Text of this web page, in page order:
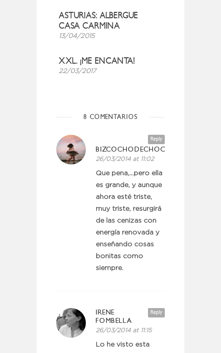
ASTURIAS: ALBERGUE
CASA CARMINA
13/04/2015
XXL. ¡ME ENCANTA!
22/03/2017
8 COMENTARIOS
Reply
BIZCOCHODECHOCOLATE
26/03/2014 at 11:02
Que pena,…pero ella
es grande, y aunque
ahora esté triste,
muy triste, resurgirá
de las cenizas con
energía renovada y
enseñando cosas
bonitas como
siempre.
Reply
IRENE
FOMBELLA
26/03/2014 at 11:15
Lo he visto esta